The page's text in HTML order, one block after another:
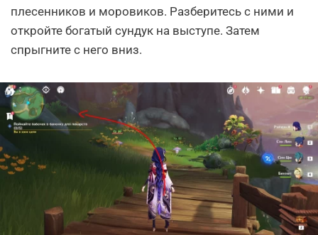
плесенников и моровиков. Разберитесь с ними и
откройте богатый сундук на выступе. Затем
спрыгните с него вниз.